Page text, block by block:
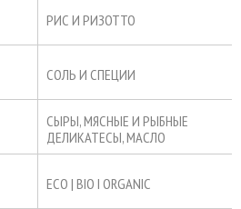
РИС И РИЗОТТО
СОЛЬ И СПЕЦИИ
СЫРЫ, МЯСНЫЕ И РЫБНЫЕ
ДЕЛИКАТЕСЫ, МАСЛО
ECO | BIO I ORGANIC